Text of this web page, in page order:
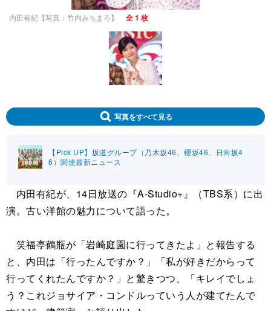
内田有紀【写真：竹内みちまろ】 全 1 枚
写真をすべて見る
【Pick UP】坂道グループ（乃木坂46、櫻坂46、日向坂4
6）関連最新ニュース
内田有紀が、14日放送の『A-Studio+』（TBS系）に出
演。古い洋館の魅力について語った。
笑福亭鶴瓶が「岩崎庭園に行ってきたよ」と報告する
と、内田は「行ったんですか？」「私が好きだからって
行ってくれたんですか？」と驚きつつ、「キレイでしょ
う？これジョサイア・コンドルっていう人が建てたんで